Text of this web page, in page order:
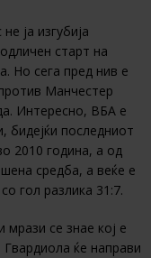
ја изгубија
старт на
Но сега пред нив е
Манчестер
Интересно, ВБА е
бидејќи последниот
2010 година, а од
средба, а веќе е
гол разлика 31:7.
мрази се знае кој е
ќе направи